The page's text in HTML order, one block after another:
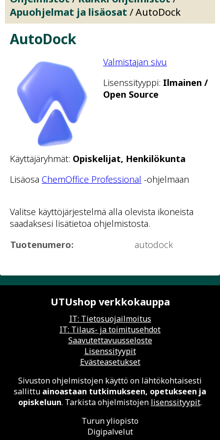
Apuohjelmat ja lisäosat / AutoDock
AutoDock
Valmistajan sivu
Lisenssityyppi: Ilmainen /
Open Source
Käyttäjäryhmät: Opiskelijat, Henkilökunta
Lisäosa ChemOffice Professional -ohjelmaan
Valitse käyttöjärjestelmä alla olevista ikoneista
saadaksesi lisätietoa ohjelmistosta.
Tuotenumero:
autodock
UTUshop verkkokauppa
IT: Tietosuojailmoitus
IT: Tilaus- ja toimitusehdot
Saavutettavuusseloste
Lisenssityypit
Evästeasetukset
Sivuston ohjelmistojen käyttö on lähtökohtaisesti
sallittu ainoastaan tutkimukseen, opetukseen ja
opiskeluun. Tarkista ohjelmistojen lisenssityypit.
Turun yliopisto
Digipalvelut